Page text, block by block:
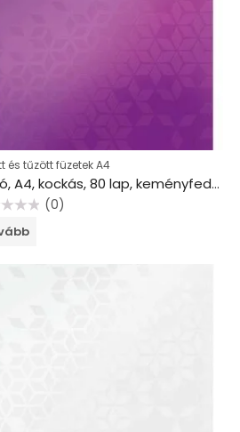
és tűzött füzetek A4
Beíró, A4, kockás, 80 lap, keményfedeles, LEITZ “Wow”, lila
(0)